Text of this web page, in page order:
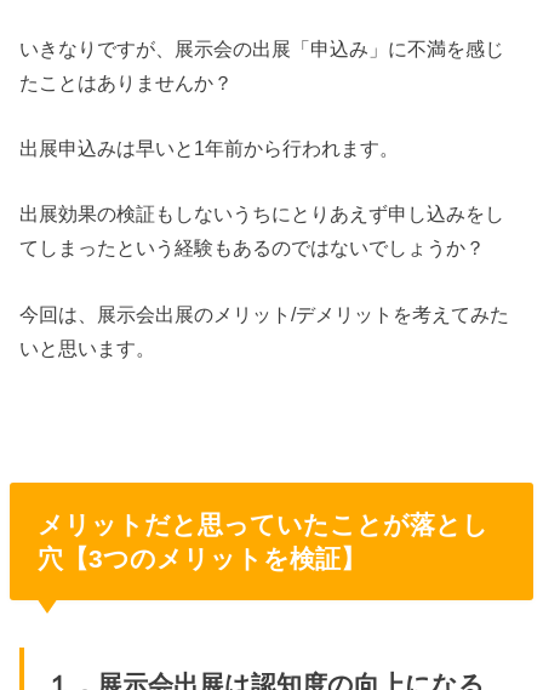
いきなりですが、展示会の出展「申込み」に不満を感じ
たことはありませんか？
出展申込みは早いと1年前から行われます。
出展効果の検証もしないうちにとりあえず申し込みをし
てしまったという経験もあるのではないでしょうか？
今回は、展示会出展のメリット/デメリットを考えてみた
いと思います。
メリットだと思っていたことが落とし
穴【3つのメリットを検証】